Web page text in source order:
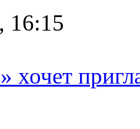
16:15
хочет